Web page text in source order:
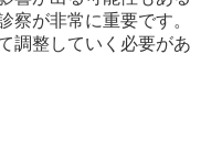
察が非常に重要です。
調整していく必要があ